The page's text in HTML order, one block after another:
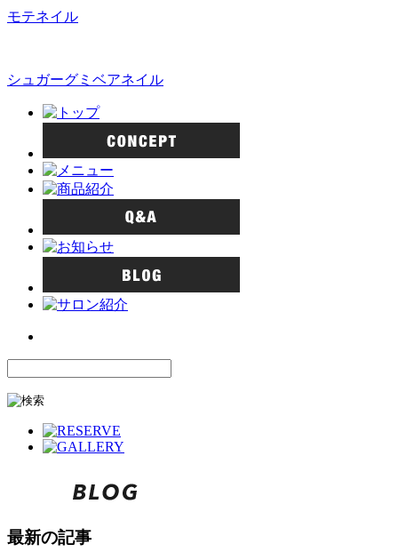
モテネイル
シュガーグミベアネイル
最新の記事